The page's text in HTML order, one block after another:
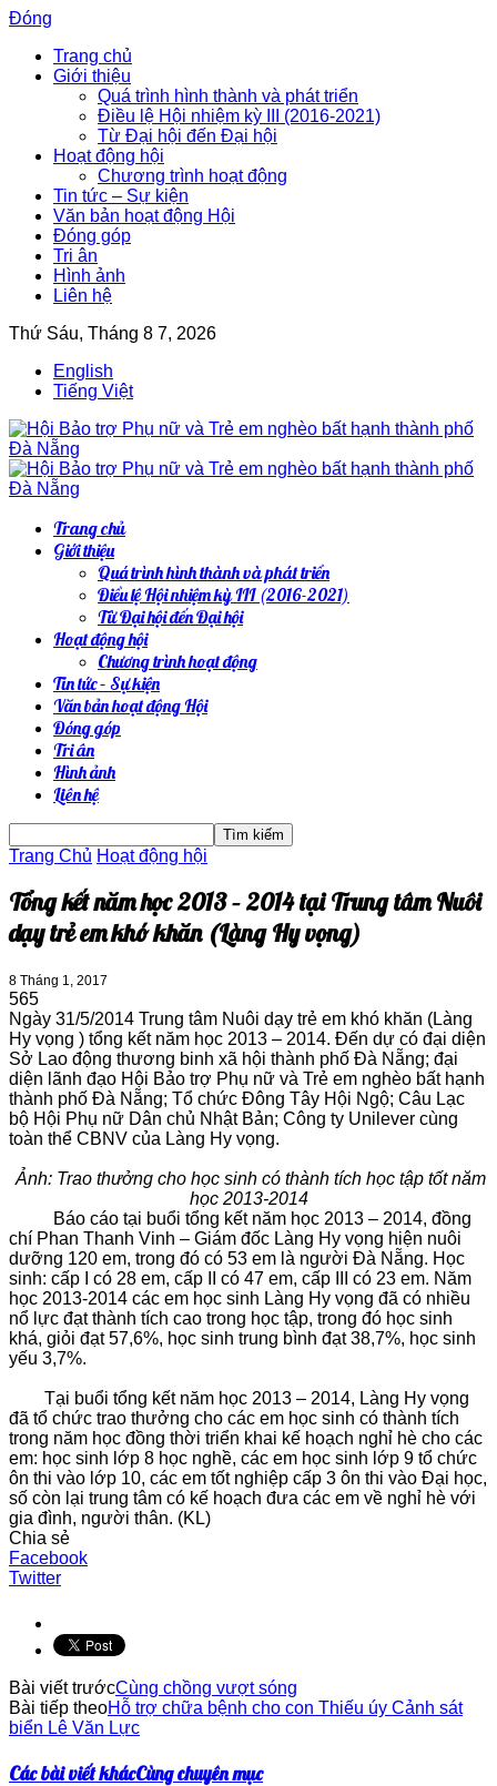
Đóng
Trang chủ
Giới thiệu
Quá trình hình thành và phát triển
Điều lệ Hội nhiệm kỳ III (2016-2021)
Từ Đại hội đến Đại hội
Hoạt động hội
Chương trình hoạt động
Tin tức – Sự kiện
Văn bản hoạt động Hội
Đóng góp
Tri ân
Hình ảnh
Liên hệ
Thứ Sáu, Tháng 8 7, 2026
English
Tiếng Việt
Trang chủ
Giới thiệu
Quá trình hình thành và phát triển
Điều lệ Hội nhiệm kỳ III (2016-2021)
Từ Đại hội đến Đại hội
Hoạt động hội
Chương trình hoạt động
Tin tức – Sự kiện
Văn bản hoạt động Hội
Đóng góp
Tri ân
Hình ảnh
Liên hệ
Trang Chủ Hoạt động hội
Tổng kết năm học 2013 – 2014 tại Trung tâm Nuôi
dạy trẻ em khó khăn (Làng Hy vọng)
8 Tháng 1, 2017
565
Ngày 31/5/2014 Trung tâm Nuôi dạy trẻ em khó khăn (Làng
Hy vọng ) tổng kết năm học 2013 – 2014. Đến dự có đại diện
Sở Lao động thương binh xã hội thành phố Đà Nẵng; đại
diện lãnh đạo Hội Bảo trợ Phụ nữ và Trẻ em nghèo bất hạnh
thành phố Đà Nẵng; Tổ chức Đông Tây Hội Ngộ; Câu Lạc
bộ Hội Phụ nữ Dân chủ Nhật Bản; Công ty Unilever cùng
toàn thể CBNV của Làng Hy vọng.
Ảnh: Trao thưởng cho học sinh có thành tích học tập tốt năm
học 2013-2014
Báo cáo tại buổi tổng kết năm học 2013 – 2014, đồng
chí Phan Thanh Vinh – Giám đốc Làng Hy vọng hiện nuôi
dưỡng 120 em, trong đó có 53 em là người Đà Nẵng. Học
sinh: cấp I có 28 em, cấp II có 47 em, cấp III có 23 em. Năm
học 2013-2014 các em học sinh Làng Hy vọng đã có nhiều
nổ lực đạt thành tích cao trong học tập, trong đó học sinh
khá, giỏi đạt 57,6%, học sinh trung bình đạt 38,7%, học sinh
yếu 3,7%.
Tại buổi tổng kết năm học 2013 – 2014, Làng Hy vọng
đã tổ chức trao thưởng cho các em học sinh có thành tích
trong năm học đồng thời triển khai kế hoạch nghỉ hè cho các
em: học sinh lớp 8 học nghề, các em học sinh lớp 9 tổ chức
ôn thi vào lớp 10, các em tốt nghiệp cấp 3 ôn thi vào Đại học,
số còn lại trung tâm có kế hoạch đưa các em về nghỉ hè với
gia đình, người thân. (KL)
Chia sẻ
Facebook
Twitter
Bài viết trướcCùng chồng vượt sóng
Bài tiếp theoHỗ trợ chữa bệnh cho con Thiếu úy Cảnh sát
biển Lê Văn Lực
Các bài viết khácCùng chuyên mục